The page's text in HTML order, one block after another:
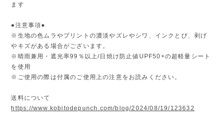
ます
●注意事項●
※生地の色ムラやプリントの濃淡やズレやシワ、インクとび、剥げ
やキズがある場合がございます。
※晴雨兼用・遮光率99％以上/日焼け防止値UPF50+の超軽量シート
を使用
※ご使用の際は付属のご使用上の注意をお読みください。
送料について
https://www.kobitodepunch.com/blog/2024/08/19/123632